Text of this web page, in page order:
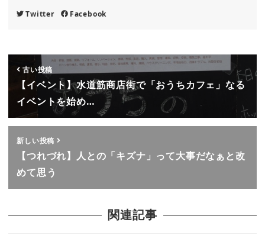
Twitter Facebook
古い投稿
【イベント】水道筋商店街で「おうちカフェ」なる
イベントを始め…
新しい投稿
【つれづれ】人との「キズナ」って大事だなぁと改
めて思う
関連記事